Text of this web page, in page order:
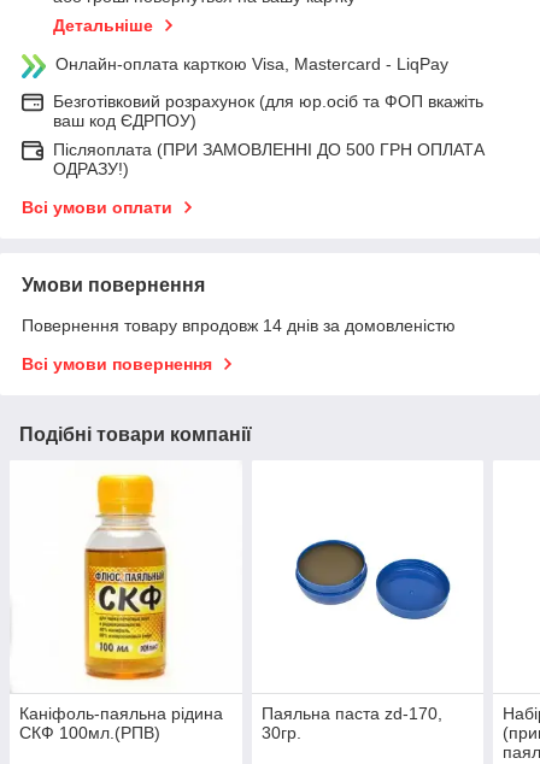
Детальніше
Онлайн-оплата карткою Visa, Mastercard - LiqPay
Безготівковий розрахунок (для юр.осіб та ФОП вкажіть
ваш код ЄДРПОУ)
Післяоплата (ПРИ ЗАМОВЛЕННІ ДО 500 ГРН ОПЛАТА
ОДРАЗУ!)
Всі умови оплати
Умови повернення
Повернення товару впродовж 14 днів за домовленістю
Всі умови повернення
Подібні товари компанії
Каніфоль-паяльна рідина
СКФ 100мл.(РПВ)
Паяльна паста zd-170,
30гр.